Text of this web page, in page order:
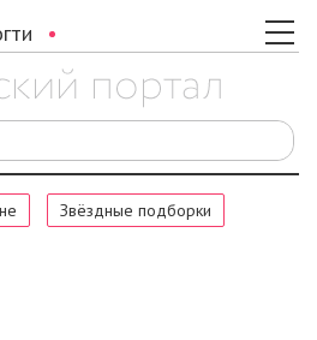
Звёздные подборки